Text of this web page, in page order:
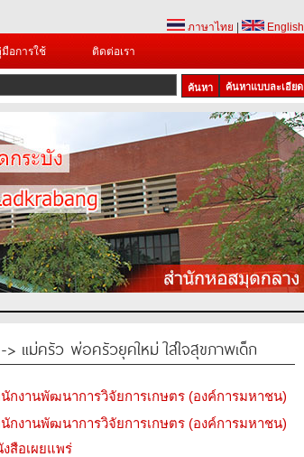
ภาษาไทย
English
มือการใช้ ติดต่อเรา
ค้นหาแบบละเอียด
-> แม่ครัว พ่อครัวยุคใหม่ ใส่ใจสุขภาพเด็ก
กงานพัฒนาการวิจัยการเกษตร (องค์การมหาชน)
กงานพัฒนาการวิจัยการเกษตร (องค์การมหาชน)
สือเผยแพร่